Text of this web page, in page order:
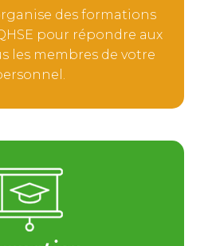
des formations
pour répondre aux
les membres de votre